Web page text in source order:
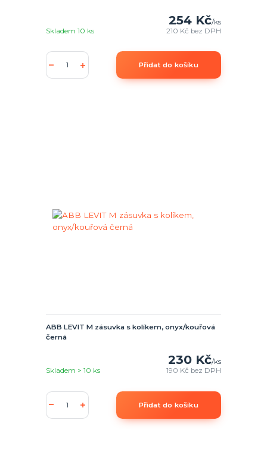
254 Kč/ks
210 Kč bez DPH
Skladem 10 ks
Přidat do košíku
ABB LEVIT M zásuvka s kolíkem, onyx/kouřová
černá
230 Kč/ks
190 Kč bez DPH
Skladem > 10 ks
Přidat do košíku